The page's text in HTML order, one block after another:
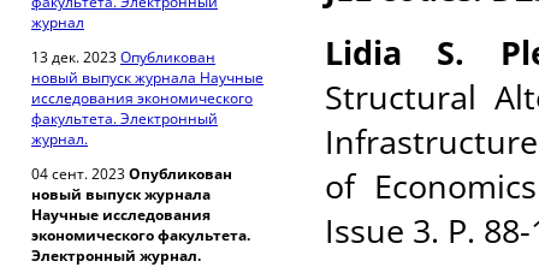
журнал
13 дек. 2023Опубликован
новый выпуск журнала Научные
исследования экономического
факультета. Электронный
журнал.
04 сент. 2023Опубликован
новый выпуск журнала
Научные исследования
экономического факультета.
Электронный журнал.
Lidia S.
Structural
of
Issue 3. P.